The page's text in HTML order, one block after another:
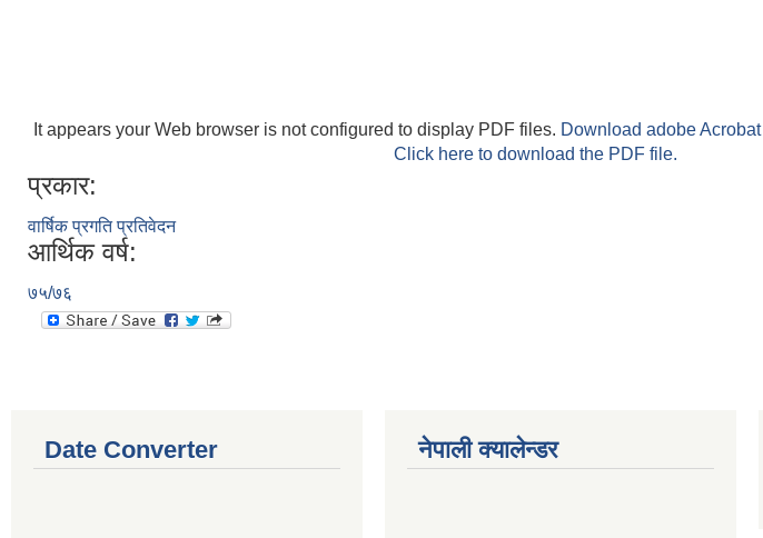
It appears your Web browser is not configured to display PDF files. Download adobe Acrobat
Click here to download the PDF file.
प्रकार:
वार्षिक प्रगति प्रतिवेदन
आर्थिक वर्ष:
७५/७६
Date Converter नेपाली क्यालेन्डर